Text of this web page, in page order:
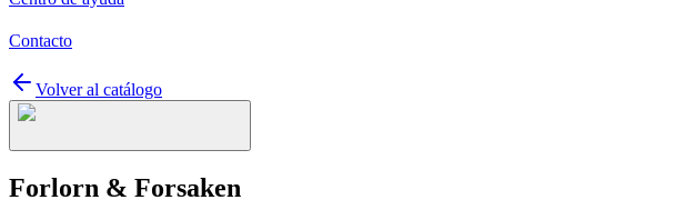
Contacto
Volver al catálogo
Forlorn & Forsaken